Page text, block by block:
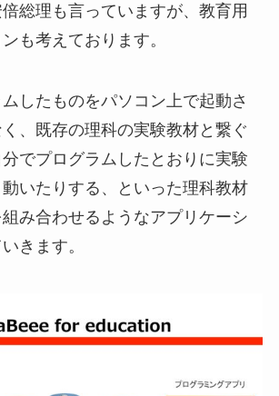
総理も言っていますが、教育用
も考えております。
したものをパソコン上で起動さ
、既存の理科の実験教材と繋ぐ
でプログラムしたとおりに実験
いたりする、といった理科教材
み合わせるようなアプリケーシ
きます。